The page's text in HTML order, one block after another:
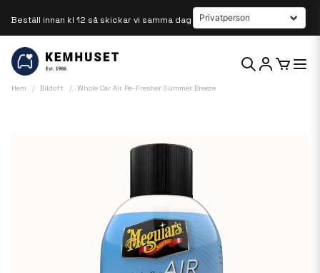
Beställ innan kl 12 så skickar vi samma dag
Hem Bildoft Whole Car Air Re-Fresher Summer Breeze